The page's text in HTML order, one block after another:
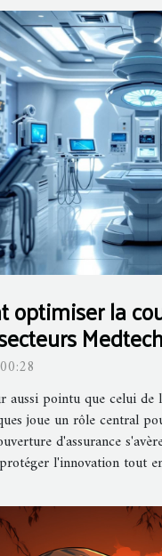
optimiser la
aussi pointu que celui
joue un rôle central
d'assurance
l'innovation tout